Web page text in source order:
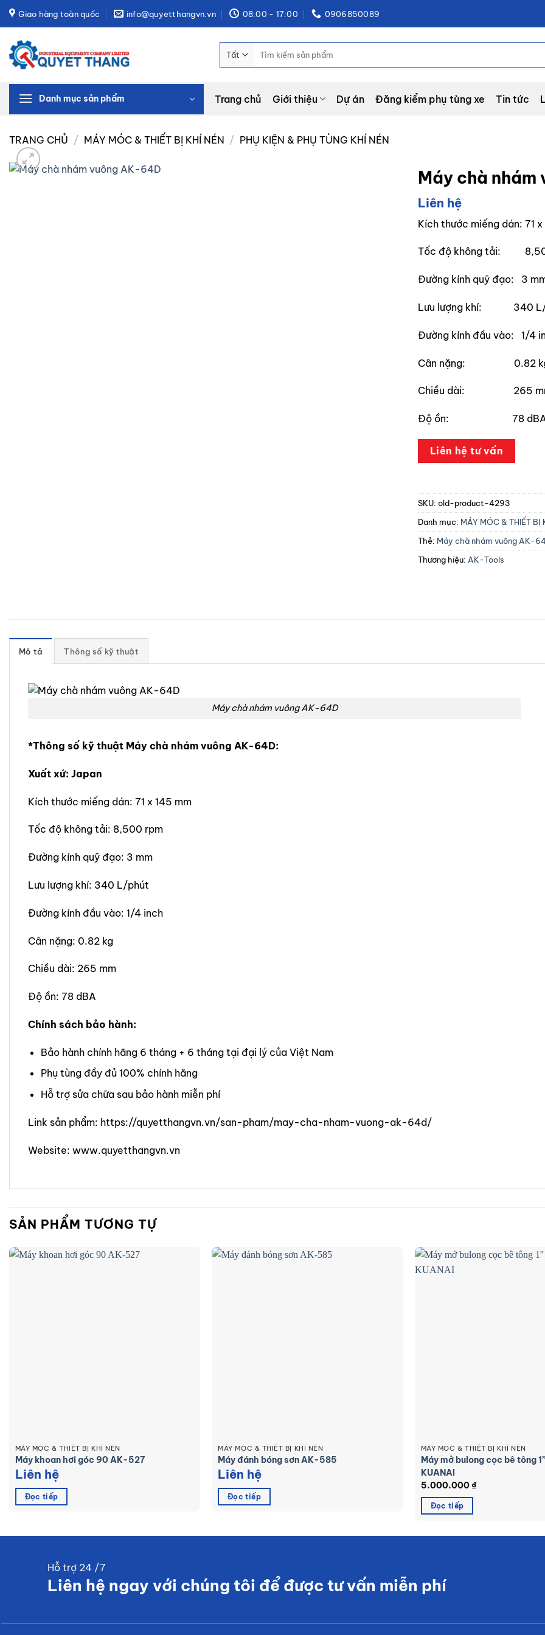
Bỏ
dung
Giao hàng toàn quốc info@quyetthangvn.vn 08:00 - 17:00 0906850089
kiếm:
Danh mục sản phẩm Trang chủ Giới thiệu Dự án Đăng kiểm phụ tùng xe Tin tức
TRANG CHỦ / MÁY MÓC & THIẾT BỊ KHÍ NÉN / PHỤ KIỆN & PHỤ TÙNG KHÍ NÉN
Máy chà
Liên hệ
Kích thước miếng dán: 71 x
Tốc độ không tải:
Đường kính quỹ đạo: 3
Lưu lượng khí: 340 L/
Đường kính đầu vào: 1/4
Cân nặng: 0.82
Chiều dài: 265
Độ ồn: 78
Liên hệ tư vấn
SKU: old-product-4293
Danh mục: MÁY MÓC & THIẾT BỊ
Thẻ: Máy chà nhám vuông AK-
Thương hiệu: AK-Tools
Mô tả Thông số kỹ thuật
Máy chà nhám vuông AK-64D
*Thông số kỹ thuật Máy chà nhám vuông AK-64D:
Xuất xứ: Japan
Kích thước miếng dán: 71 x 145 mm
Tốc độ không tải: 8,500 rpm
Đường kính quỹ đạo: 3 mm
Lưu lượng khí: 340 L/phút
Đường kính đầu vào: 1/4 inch
Cân nặng: 0.82 kg
Chiều dài: 265 mm
Độ ồn: 78 dBA
Chính sách bảo hành:
Bảo hành chính hãng 6 tháng + 6 tháng tại đại lý của Việt Nam
Phụ tùng đầy đủ 100% chính hãng
Hỗ trợ sửa chữa sau bảo hành miễn phí
Link sản phẩm: https://quyetthangvn.vn/san-pham/may-cha-nham-vuong-ak-64d/
Website: www.quyetthangvn.vn
SẢN PHẨM TƯƠNG TỰ
MÁY MÓC & THIẾT BỊ KHÍ NÉN
Máy khoan hơi góc 90 AK-527
Liên hệ
Đọc tiếp
MÁY MÓC & THIẾT BỊ KHÍ NÉN
Máy đánh bóng sơn AK-585
Liên hệ
Đọc tiếp
MÁY MÓC & THIẾT BỊ KHÍ NÉN
Máy mở bulong cọc bê tông
KUANAI
5.000.000₫
Đọc tiếp
Hỗ trợ 24 /7
Liên hệ ngay với chúng tôi để được tư vấn miễn phí